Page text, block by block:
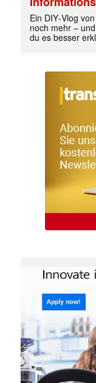
(erforderlich)
Ein DIY‑Vlog
noch mehr –
du es besser